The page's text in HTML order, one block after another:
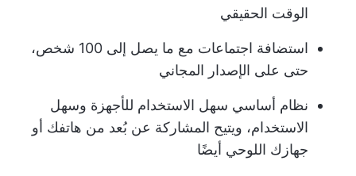
الوقت الحقيقي
استضافة اجتماعات مع ما يصل إلى 100 شخص،
حتى على الإصدار المجاني
نظام أساسي سهل الاستخدام للأجهزة وسهل
الاستخدام، ويتيح المشاركة عن بُعد من هاتفك أو
جهازك اللوحي أيضًا